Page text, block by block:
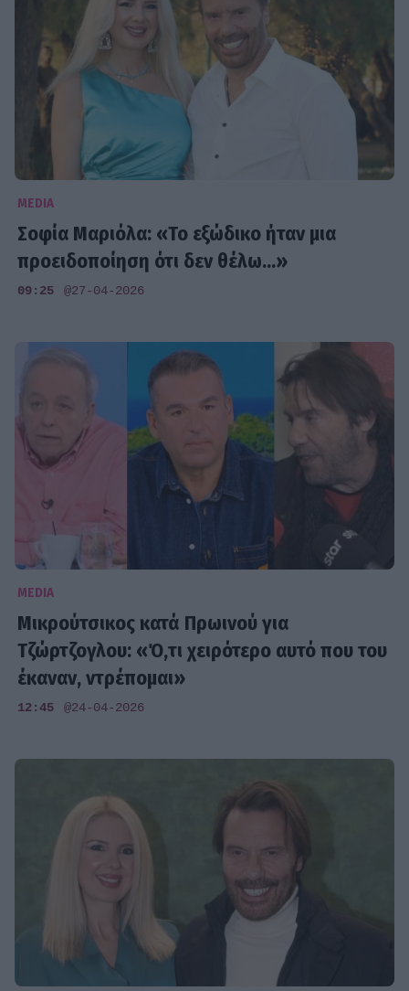
MEDIA
Σοφία Μαριόλα: «Το εξώδικο ήταν μια
προειδοποίηση ότι δεν θέλω...»
09:25 @27-04-2026
MEDIA
Μικρούτσικος κατά Πρωινού για
Τζώρτζογλου: «Ό,τι χειρότερο αυτό που του
έκαναν, ντρέπομαι»
12:45 @24-04-2026